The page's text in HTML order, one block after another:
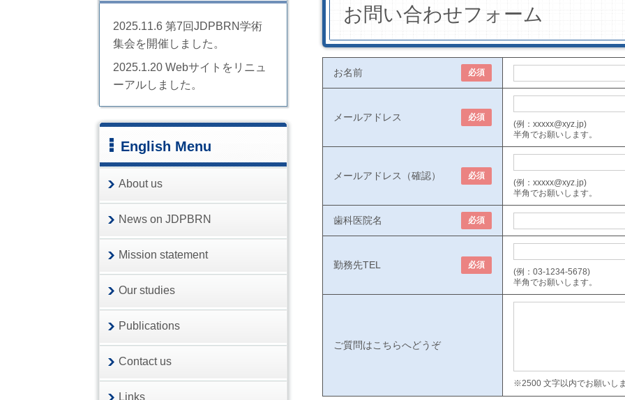
お問い合わせフォーム
お名前 必須
メールアドレス 必須
(例：xxxxx@xyz.jp)
半角でお願いします。
メールアドレス（確認） 必須
(例：xxxxx@xyz.jp)
半角でお願いします。
歯科医院名 必須
勤務先TEL 必須
(例：03-1234-5678)
半角でお願いします。
ご質問はこちらへどうぞ
※2500 文字以内でお願いし
2025.11.6 第7回JDPBRN学術
集会を開催しました。
2025.1.20 Webサイトをリニュ
ーアルしました。
English Menu
About us
News on JDPBRN
Mission statement
Our studies
Publications
Contact us
Links